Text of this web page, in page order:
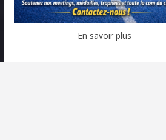
En savoir plus